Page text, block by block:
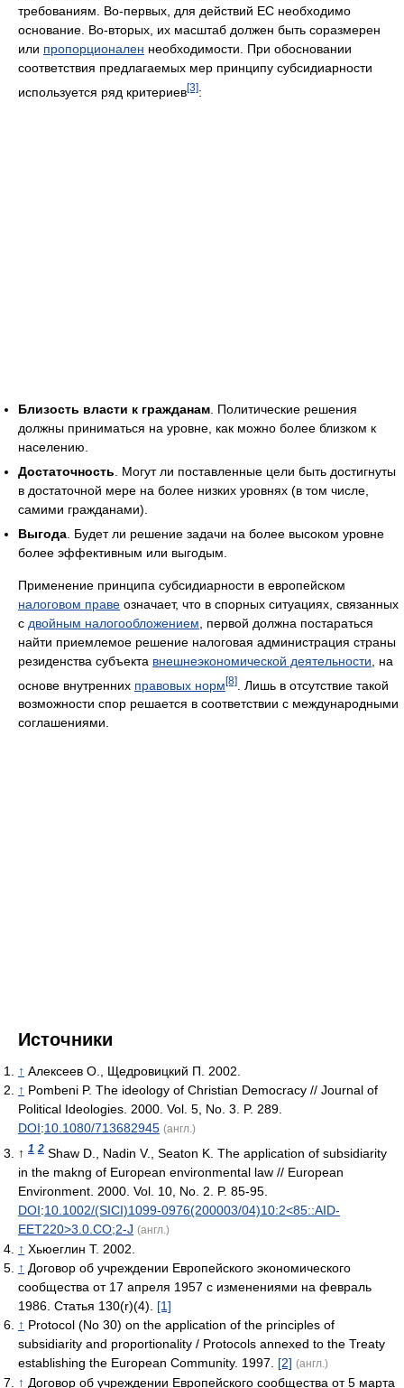
требованиям. Во-первых, для действий ЕС необходимо
основание. Во-вторых, их масштаб должен быть соразмерен
или пропорционален необходимости. При обосновании
соответствия предлагаемых мер принципу субсидиарности
используется ряд критериев[3]:
Близость власти к гражданам . Политические решения
должны приниматься на уровне, как можно более близком к
населению.
Достаточность . Могут ли поставленные цели быть достигнуты
в достаточной мере на более низких уровнях (в том числе,
самими гражданами).
Выгода . Будет ли решение задачи на более высоком уровне
более эффективным или выгодым.
Применение принципа субсидиарности в европейском
налоговом праве означает, что в спорных ситуациях, связанных
с двойным налогообложением , первой должна постараться
найти приемлемое решение налоговая администрация страны
резиденства субъекта внешнеэкономической деятельности , на
основе внутренних правовых норм[8]
. Лишь в отсутствие такой
возможности спор решается в соответствии с международными
соглашениями.
Источники
↑ Алексеев О., Щедровицкий П. 2002.
↑ Pombeni P. The ideology of Christian Democracy // Journal of
Political Ideologies. 2000. Vol. 5, No. 3. P. 289.
DOI:10.1080/713682945 (англ.)
↑ 1 2 Shaw D., Nadin V., Seaton K. The application of subsidiarity
in the makng of European environmental law // European
Environment. 2000. Vol. 10, No. 2. P. 85-95.
DOI:10.1002/(SICI)1099-0976(200003/04)10:2<85::AID-
EET220>3.0.CO;2-J (англ.)
↑ Хьюеглин Т. 2002.
↑ Договор об учреждении Европейского экономического
сообщества от 17 апреля 1957 с изменениями на февраль
1986. Статья 130(r)(4). [1]
↑ Protocol (No 30) on the application of the principles of
subsidiarity and proportionality / Protocols annexed to the Treaty
establishing the European Community. 1997. [2] (англ.)
↑ Договор об учреждении Европейского сообщества от 5 марта